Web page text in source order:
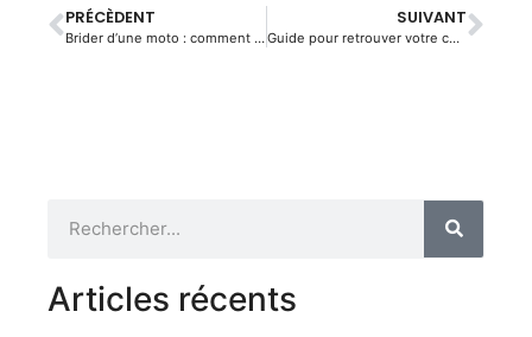
PRÉCÈDENT
Brider d’une moto : comment réaliser cette action ?
SUIVANT
Guide pour retrouver votre code de sécurité autoradio Renault
Articles récents